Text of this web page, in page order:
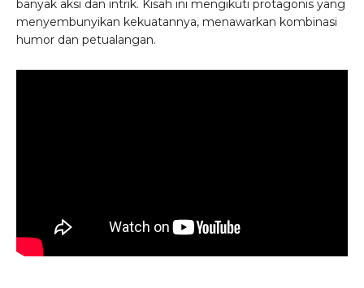
banyak aksi dan intrik. Kisah ini mengikuti protagonis yang
menyembunyikan kekuatannya, menawarkan kombinasi
humor dan petualangan.